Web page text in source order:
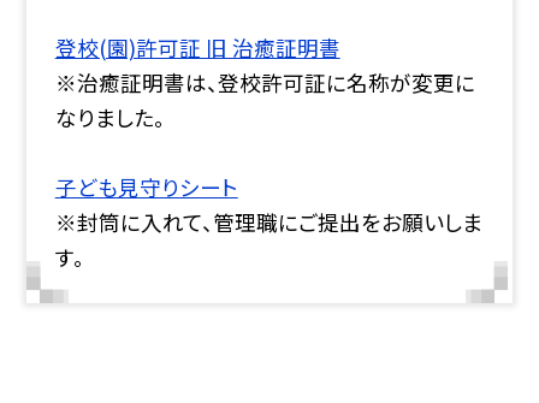
登校(園)許可証 旧 治癒証明書
※治癒証明書は、登校許可証に名称が変更に
なりました。
子ども見守りシート
※封筒に入れて、管理職にご提出をお願いしま
す。